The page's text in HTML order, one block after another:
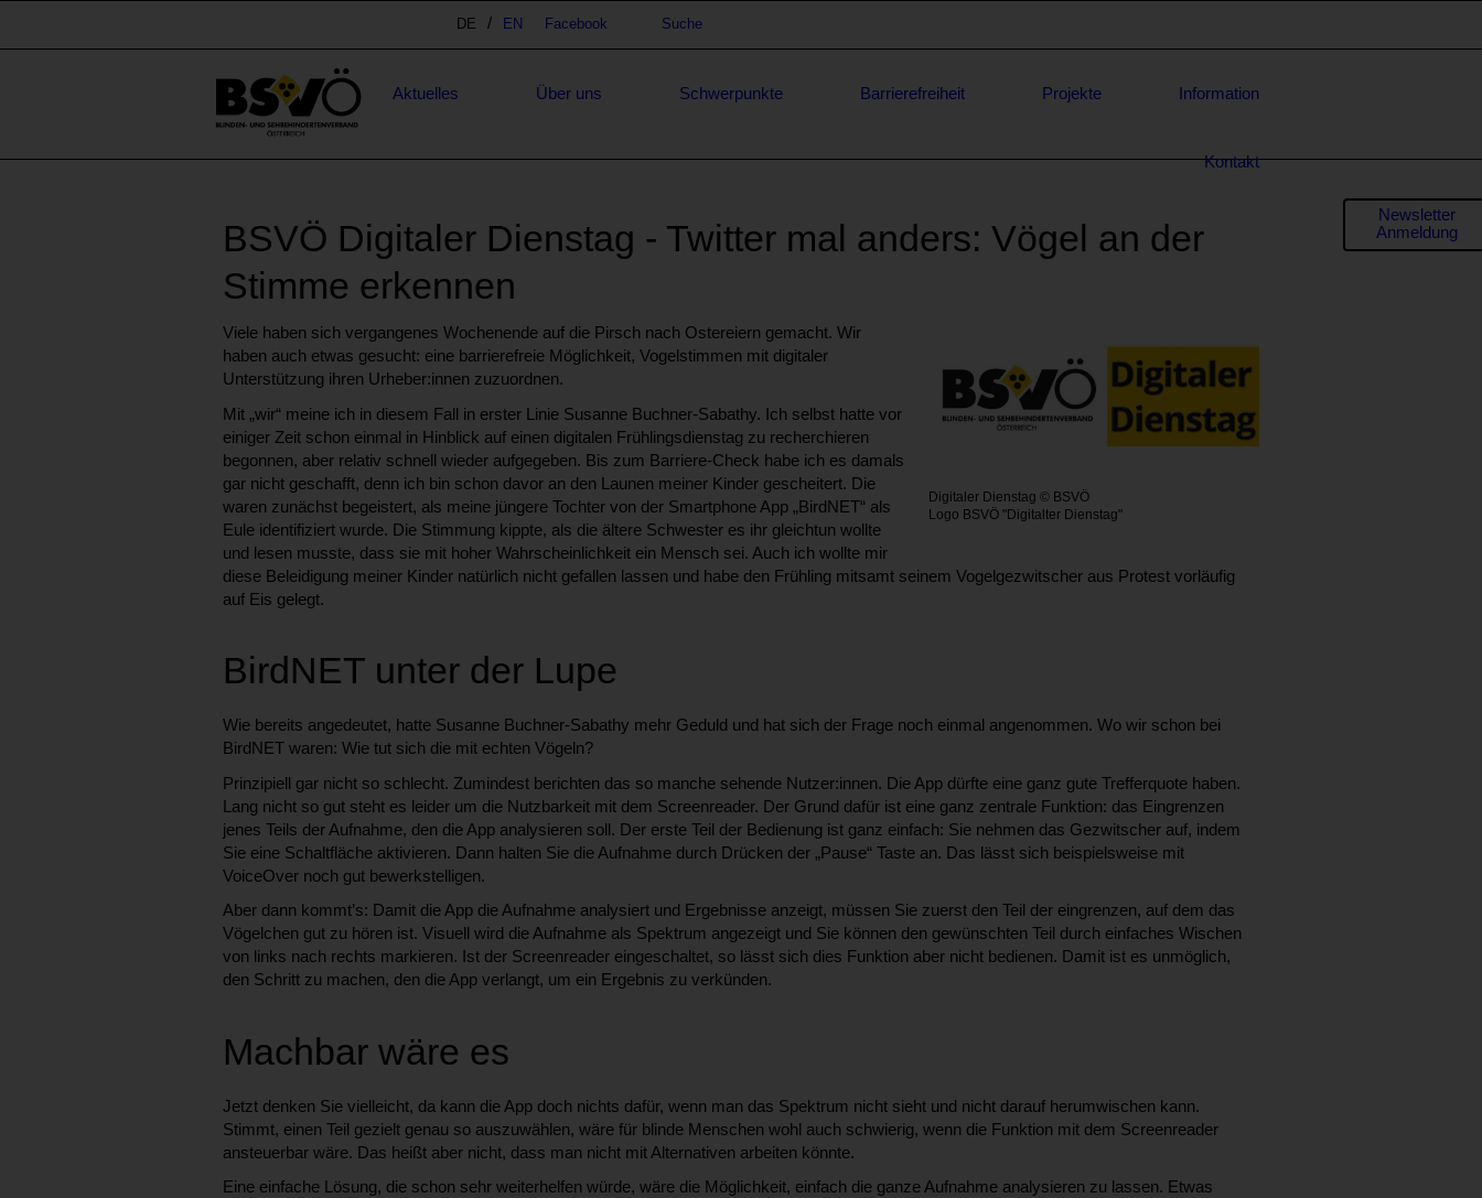
Sprachauswahl
DE EN Facebook Suche
Stichwortsuche
Hauptnavigation
Aktuelles Über uns Schwerpunkte Barrierefreiheit Projekte Information
Kontakt
Newsletter
Anmeldung
BSVÖ Digitaler Dienstag - Twitter mal anders: Vögel an der
Stimme erkennen
Digitaler Dienstag © BSVÖ
Logo BSVÖ "Digitalter Dienstag"
Viele haben sich vergangenes Wochenende auf die Pirsch nach Ostereiern gemacht. Wir
haben auch etwas gesucht: eine barrierefreie Möglichkeit, Vogelstimmen mit digitaler
Unterstützung ihren Urheber:innen zuzuordnen.
Mit „wir“ meine ich in diesem Fall in erster Linie Susanne Buchner-Sabathy. Ich selbst hatte vor
einiger Zeit schon einmal in Hinblick auf einen digitalen Frühlingsdienstag zu recherchieren
begonnen, aber relativ schnell wieder aufgegeben. Bis zum Barriere-Check habe ich es damals
gar nicht geschafft, denn ich bin schon davor an den Launen meiner Kinder gescheitert. Die
waren zunächst begeistert, als meine jüngere Tochter von der Smartphone App „BirdNET“ als
Eule identifiziert wurde. Die Stimmung kippte, als die ältere Schwester es ihr gleichtun wollte
und lesen musste, dass sie mit hoher Wahrscheinlichkeit ein Mensch sei. Auch ich wollte mir
diese Beleidigung meiner Kinder natürlich nicht gefallen lassen und habe den Frühling mitsamt seinem Vogelgezwitscher aus Protest vorläufig
auf Eis gelegt.
BirdNET unter der Lupe
Wie bereits angedeutet, hatte Susanne Buchner-Sabathy mehr Geduld und hat sich der Frage noch einmal angenommen. Wo wir schon bei
BirdNET waren: Wie tut sich die mit echten Vögeln?
Prinzipiell gar nicht so schlecht. Zumindest berichten das so manche sehende Nutzer:innen. Die App dürfte eine ganz gute Trefferquote haben.
Lang nicht so gut steht es leider um die Nutzbarkeit mit dem Screenreader. Der Grund dafür ist eine ganz zentrale Funktion: das Eingrenzen
jenes Teils der Aufnahme, den die App analysieren soll. Der erste Teil der Bedienung ist ganz einfach: Sie nehmen das Gezwitscher auf, indem
Sie eine Schaltfläche aktivieren. Dann halten Sie die Aufnahme durch Drücken der „Pause“ Taste an. Das lässt sich beispielsweise mit
VoiceOver noch gut bewerkstelligen.
Aber dann kommt’s: Damit die App die Aufnahme analysiert und Ergebnisse anzeigt, müssen Sie zuerst den Teil der eingrenzen, auf dem das
Vögelchen gut zu hören ist. Visuell wird die Aufnahme als Spektrum angezeigt und Sie können den gewünschten Teil durch einfaches Wischen
von links nach rechts markieren. Ist der Screenreader eingeschaltet, so lässt sich dies Funktion aber nicht bedienen. Damit ist es unmöglich,
den Schritt zu machen, den die App verlangt, um ein Ergebnis zu verkünden.
Machbar wäre es
Jetzt denken Sie vielleicht, da kann die App doch nichts dafür, wenn man das Spektrum nicht sieht und nicht darauf herumwischen kann.
Stimmt, einen Teil gezielt genau so auszuwählen, wäre für blinde Menschen wohl auch schwierig, wenn die Funktion mit dem Screenreader
ansteuerbar wäre. Das heißt aber nicht, dass man nicht mit Alternativen arbeiten könnte.
Eine einfache Lösung, die schon sehr weiterhelfen würde, wäre die Möglichkeit, einfach die ganze Aufnahme analysieren zu lassen. Etwas